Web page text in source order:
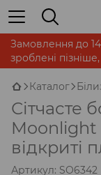
Замовлення до
зроблені
Каталог
Сітчасте
Moonlight
відкриті
Артикул: SO6342